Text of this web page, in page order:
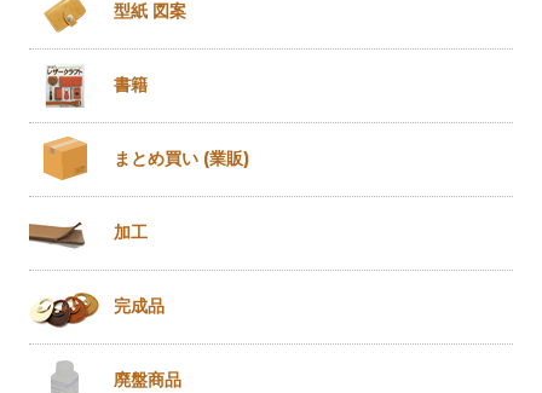
型紙 図案
書籍
まとめ買い (業販)
加工
完成品
廃盤商品